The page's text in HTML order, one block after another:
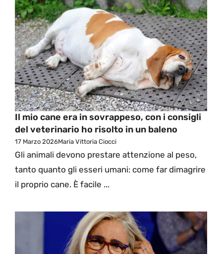
Il mio cane era in sovrappeso, con i consigli
del veterinario ho risolto in un baleno
17 Marzo 2026Maria Vittoria Ciocci
Gli animali devono prestare attenzione al peso,
tanto quanto gli esseri umani: come far dimagrire
il proprio cane. È facile ...